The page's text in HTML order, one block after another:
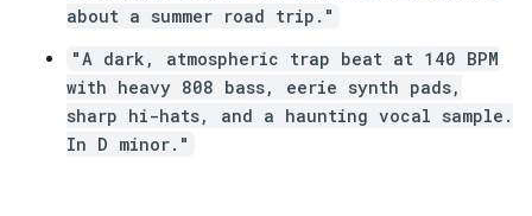
about a summer road trip."
"A dark, atmospheric trap beat at 140 BPM
with heavy 808 bass, eerie synth pads,
sharp hi-hats, and a haunting vocal sample.
In D minor."